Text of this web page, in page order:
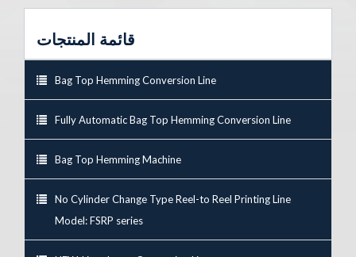
قائمة المنتجات
Bag Top Hemming Conversion Line
Fully Automatic Bag Top Hemming Conversion Line
Bag Top Hemming Machine
No Cylinder Change Type Reel-to Reel Printing Line
Model: FSRP series